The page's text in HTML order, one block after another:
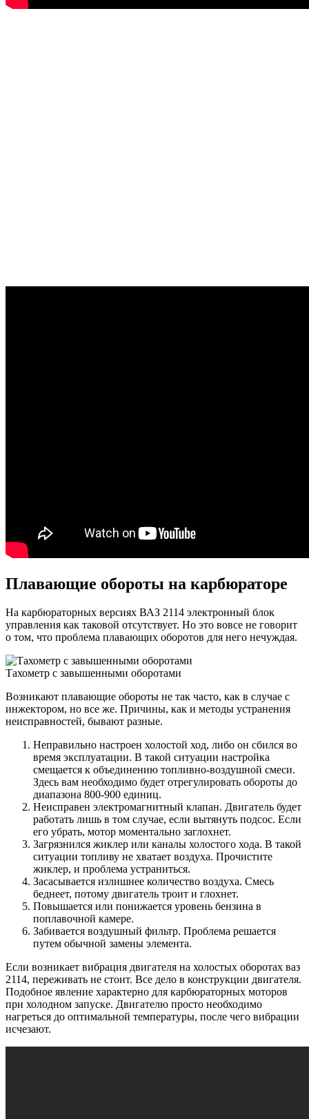
Плавающие обороты на карбюраторе
На карбюраторных версиях ВАЗ 2114 электронный блок
управления как таковой отсутствует. Но это вовсе не говорит
о том, что проблема плавающих оборотов для него нечуждая.
Тахометр с завышенными оборотами
Возникают плавающие обороты не так часто, как в случае с
инжектором, но все же. Причины, как и методы устранения
неисправностей, бывают разные.
Неправильно настроен холостой ход, либо он сбился во
время эксплуатации. В такой ситуации настройка
смещается к объединению топливно-воздушной смеси.
Здесь вам необходимо будет отрегулировать обороты до
диапазона 800-900 единиц.
Неисправен электромагнитный клапан. Двигатель будет
работать лишь в том случае, если вытянуть подсос. Если
его убрать, мотор моментально заглохнет.
Загрязнился жиклер или каналы холостого хода. В такой
ситуации топливу не хватает воздуха. Прочистите
жиклер, и проблема устраниться.
Засасывается излишнее количество воздуха. Смесь
беднеет, потому двигатель троит и глохнет.
Повышается или понижается уровень бензина в
поплавочной камере.
Забивается воздушный фильтр. Проблема решается
путем обычной замены элемента.
Если возникает вибрация двигателя на холостых оборотах ваз
2114, переживать не стоит. Все дело в конструкции двигателя.
Подобное явление характерно для карбюраторных моторов
при холодном запуске. Двигателю просто необходимо
нагреться до оптимальной температуры, после чего вибрации
исчезают.